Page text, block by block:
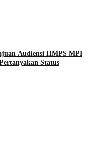
Audiensi HMPS MPI
Status